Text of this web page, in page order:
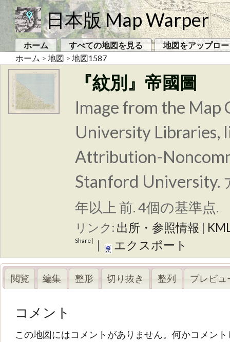
日本版 Map Warper
ホーム すべての地図を見る
地図をアップロ
ホーム > 地図 > 地図1587
『紋別』帝國圖
Image from the Map
University Libraries,
Attribution-
Stanford University.
年以上 前. 4個の基準点.
リンク: 出所・参照情報 |
Share | | エクスポート
閲覧 編集 整形 切り抜き 整列 プレビュ
コメント
この地図にはコメントがありません。何かコメン